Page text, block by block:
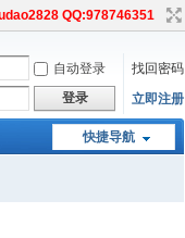
QQ:978746351
自动登录
找回密码
登录 立即注册
快捷导航